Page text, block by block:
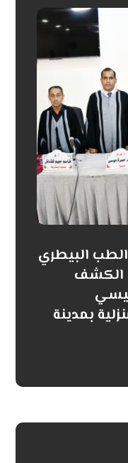
البيطري
الكشف
بمدينة